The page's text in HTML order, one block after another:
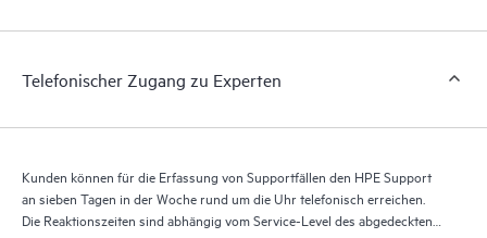
Supportverträgen liefert, die durch den HPE Tech Care Service
Verwaltung ihrer Assets. Sie sehen auf einen Blick, welche
interagieren. Mit neuen Self-Service-Tools können Kunden
selbst ausführen und ein Portal mit sorgfältig
zusammengestellten Wissensressourcen nutzen. HPE Tech Care
Telefonischer Zugang zu Experten
Kunden können für die Erfassung von Supportfällen den HPE Support
an sieben Tagen in der Woche rund um die Uhr telefonisch erreichen.
Die Reaktionszeiten sind abhängig vom Service-Level des abgedeckten